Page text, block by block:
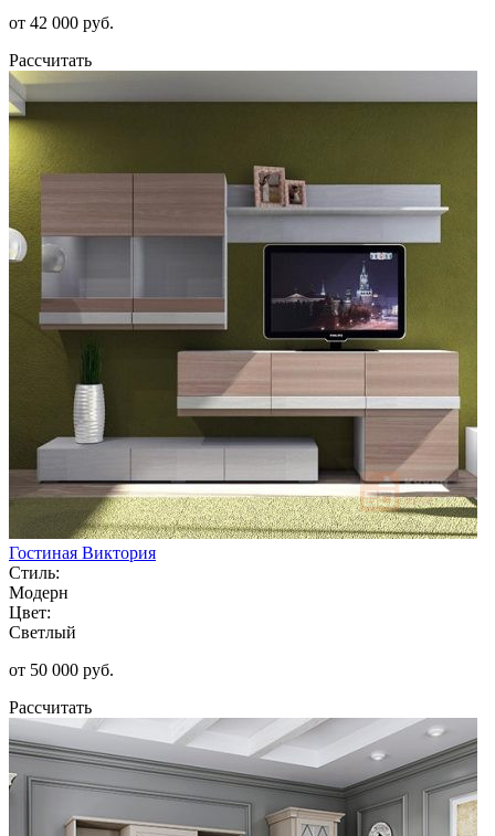
от 42 000 руб.
Рассчитать
Гостиная Виктория
Стиль:
Модерн
Цвет:
Светлый
от 50 000 руб.
Рассчитать